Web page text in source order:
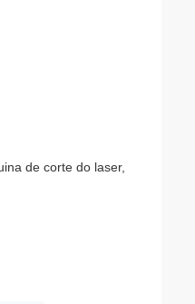
de corte do laser,